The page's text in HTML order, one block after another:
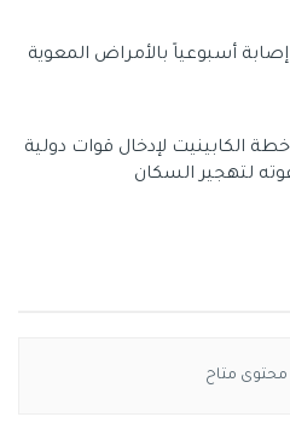
5 آلاف إصابة أسبوعياً بالأمراض المعوية
الكابينيت لإدخال قوات دولية
لتهجير السكان
محتوى متاح